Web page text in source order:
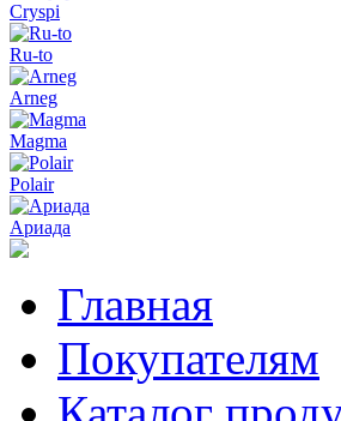
Cryspi
Ru-to
Arneg
Magma
Polair
Ариада
Главная
Покупателям